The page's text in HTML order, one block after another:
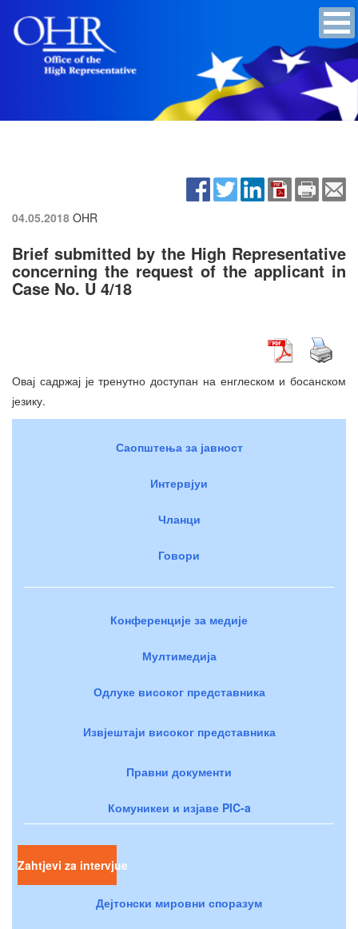
04.05.2018 OHR
Brief submitted by the High Representative
concerning the request of the applicant in
Case No. U 4/18
Овај садржај је тренутно доступан на енглеском и босанском
језику.
Саопштења за јавност
Интервјуи
Чланци
Говори
Конференције за медије
Мултимедија
Одлуке високог представника
Извјештаји високог представника
Правни документи
Комуникеи и изјаве PIC-a
Zahtjevi za intervjue
Дејтонски мировни споразум